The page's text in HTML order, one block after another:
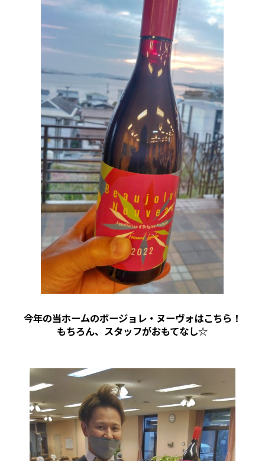
今年の当ホームのボージョレ・ヌーヴォはこちら！
もちろん、スタッフがおもてなし☆